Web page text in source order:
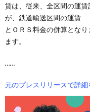
賃は、従来、全区間の運
が、鉄道輸送区間の運賃
とＯＲＳ料金の併算とな
ます。
……
元のプレスリリースで詳細